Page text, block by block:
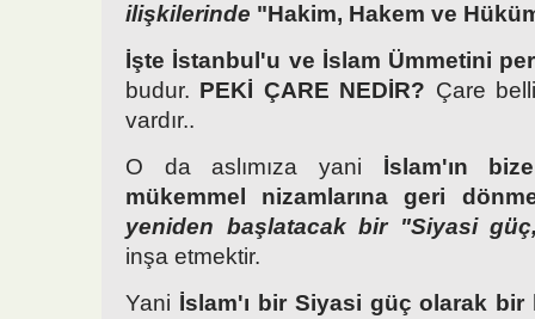
ilişkilerinde "Hakim, Hakem ve
İşte İstanbul'u ve İslam Ümmetini
budur. PEKİ ÇARE NEDİR? Çare
vardır..
O da aslımıza yani İslam'ın
mükemmel nizamlarına geri
yeniden başlatacak bir "Siyasi
inşa etmektir.
Yani İslam'ı bir Siyasi güç olarak